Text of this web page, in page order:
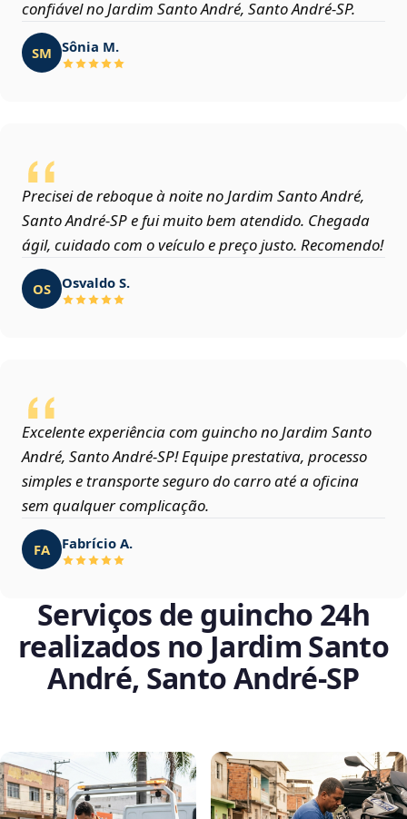
confiável no Jardim Santo André, Santo André‑SP.
SM Sônia M.
Precisei de reboque à noite no Jardim Santo André,
Santo André‑SP e fui muito bem atendido. Chegada
ágil, cuidado com o veículo e preço justo. Recomendo!
OS Osvaldo S.
Excelente experiência com guincho no Jardim Santo
André, Santo André‑SP! Equipe prestativa, processo
simples e transporte seguro do carro até a oficina
sem qualquer complicação.
FA Fabrício A.
Serviços de guincho 24h
realizados no Jardim Santo
André, Santo André‑SP